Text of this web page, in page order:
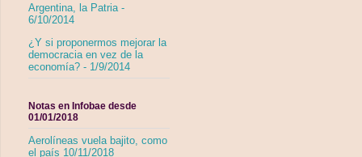
Argentina, la Patria -
6/10/2014
¿Y si proponermos mejorar la
democracia en vez de la
economía? - 1/9/2014
Notas en Infobae desde
01/01/2018
Aerolíneas vuela bajito, como
el país 10/11/2018